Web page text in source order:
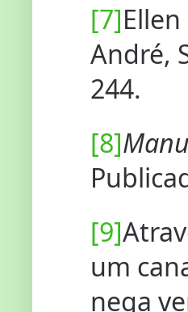
[7]
André,
244.
[8]
[9]
um
nega